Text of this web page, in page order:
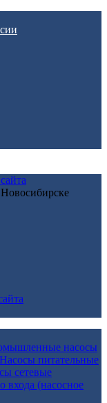
насосы
Насосы питательные
сетевые